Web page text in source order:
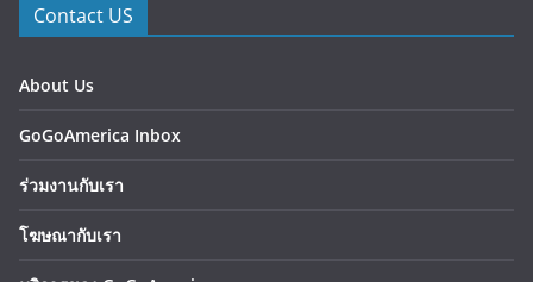
Contact US
About Us
GoGoAmerica Inbox
ร่วมงานกับเรา
โฆษณากับเรา